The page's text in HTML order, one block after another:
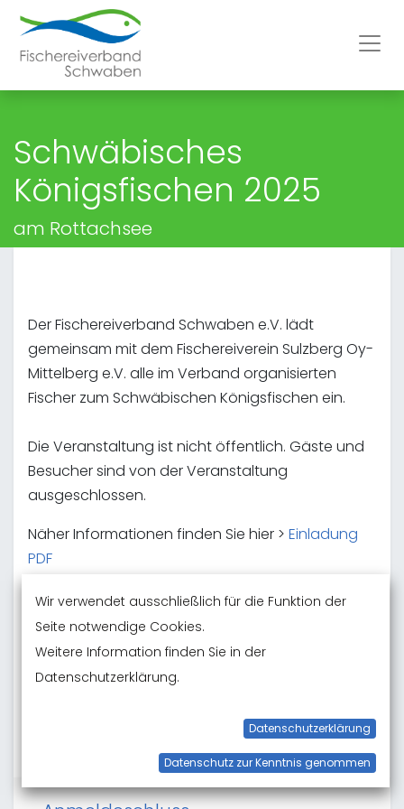
Schwäbisches
Königsfischen 2025
am Rottachsee
Der Fischereiverband Schwaben e.V. lädt
gemeinsam mit dem Fischereiverein Sulzberg Oy-
Mittelberg e.V. alle im Verband organisierten
Fischer zum Schwäbischen Königsfischen ein.
Die Veranstaltung ist nicht öffentlich. Gäste und
Besucher sind von der Veranstaltung
ausgeschlossen.
Näher Informationen finden Sie hier > Einladung
PDF
Erlaubnisbedingungen Königsfischen PDF
‹ Zurück zu den Terminen
Wir verwendet ausschließlich für die Funktion der
Seite notwendige Cookies.
Weitere Information finden Sie in der
Datenschutzerklärung.
Datenschutzerklärung
Datenschutz zur Kenntnis genommen